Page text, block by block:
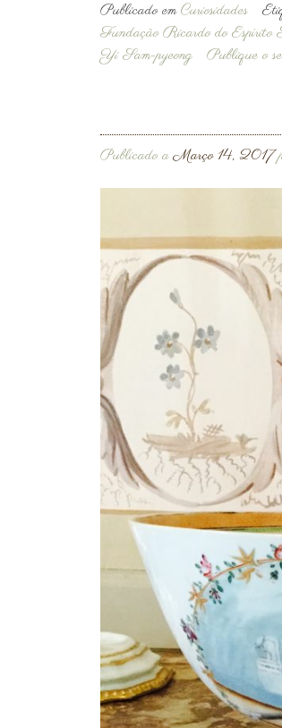
Publicado emCuriosidades
Fundação Ricardo do
Yi Sam-pyeong
Publique o
Publicado aMarço 14, 2017